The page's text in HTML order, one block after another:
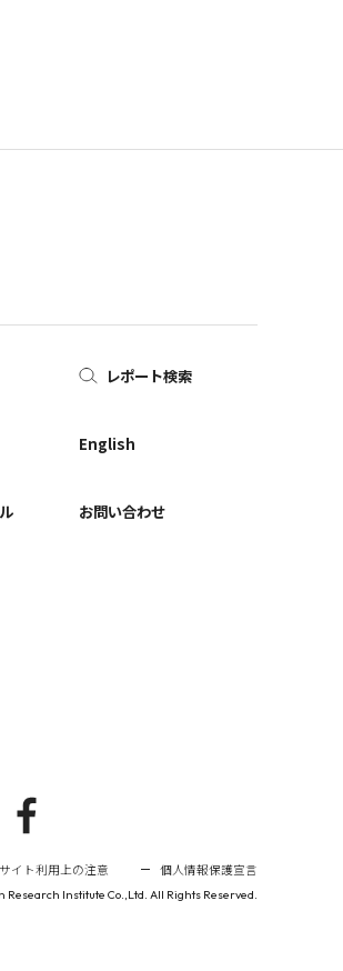
レポート検索
English
お問い合わせ
イト利用上の注意 個人情報保護宣言
Research Institute Co.,Ltd. All Rights Reserved.